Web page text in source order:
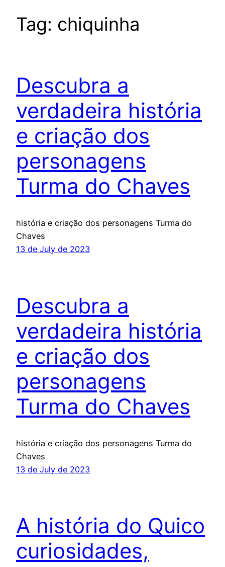
Tag: chiquinha
Descubra a
verdadeira história
e criação dos
personagens
Turma do Chaves
história e criação dos personagens Turma do
Chaves
13 de July de 2023
Descubra a
verdadeira história
e criação dos
personagens
Turma do Chaves
história e criação dos personagens Turma do
Chaves
13 de July de 2023
A história do Quico
curiosidades,